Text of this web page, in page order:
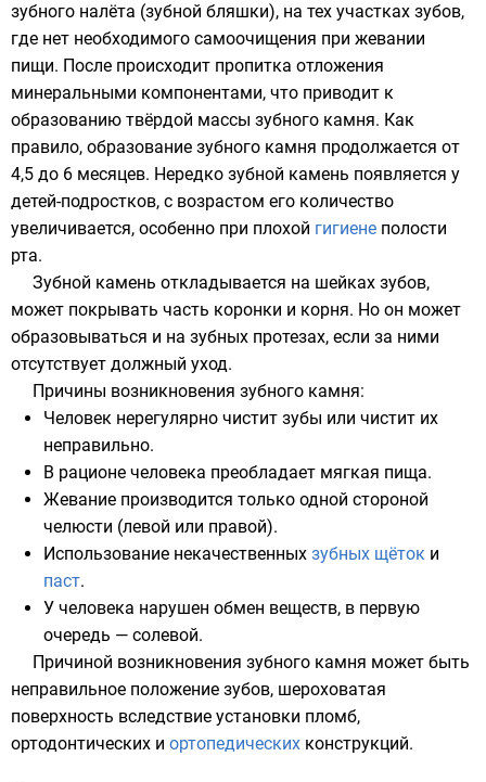
зубного налёта (зубной бляшки), на тех участках зубов,
где нет необходимого самоочищения при жевании
пищи. После происходит пропитка отложения
минеральными компонентами, что приводит к
образованию твёрдой массы зубного камня. Как
правило, образование зубного камня продолжается от
4,5 до 6 месяцев. Нередко зубной камень появляется у
детей-подростков, с возрастом его количество
увеличивается, особенно при плохой гигиене полости
рта.
Зубной камень откладывается на шейках зубов,
может покрывать часть коронки и корня. Но он может
образовываться и на зубных протезах, если за ними
отсутствует должный уход.
Причины возникновения зубного камня:
Человек нерегулярно чистит зубы или чистит их
неправильно.
В рационе человека преобладает мягкая пища.
Жевание производится только одной стороной
челюсти (левой или правой).
Использование некачественных зубных щёток и
паст.
У человека нарушен обмен веществ, в первую
очередь — солевой.
Причиной возникновения зубного камня может быть
неправильное положение зубов, шероховатая
поверхность вследствие установки пломб,
ортодонтических и ортопедических конструкций.